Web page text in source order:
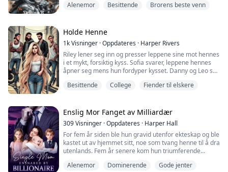
syv måneder gamle datter, Zuri. Uten mulighet til å
historie med å plage henne. King, håndheveren i
brore...
Alenemor Besittende Brorens beste venn
Holde Henne
1kVisninger ·Oppdateres · Harper Rivers
Riley lener seg inn og presser leppene sine mot hennes
i et mykt, forsiktig kyss. Sofia svarer, leppene hennes
åpner seg mens hun fordyper kysset. Danny og Leo ser
vandrer over Sofias kropp mens de kysser henne på
Jeg ser på, kroppen min reagerer på synet av jenta mi
som blir kysset av mine beste venner. Jeg ville lyve hvis
...
Besittende College Fiender til elskere
Enslig Mor Fanget av Milliardær
309Visninger ·Oppdateres · Harper Hall
For fem år siden ble hun gravid utenfor ekteskap og ble
kastet ut av hjemmet sitt, noe som tvang henne til å dra
utenlands. Fem år senere kom hun triumferende
hennes var enda skarpere enn henne; de fant sin
Alenemor Dominerende Gode jenter